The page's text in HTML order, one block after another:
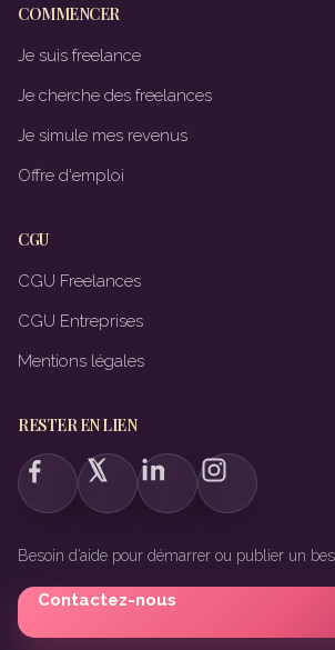
COMMENCER
Je suis freelance
Je cherche des freelances
Je simule mes revenus
Offre d'emploi
CGU
CGU Freelances
CGU Entreprises
Mentions légales
RESTER EN LIEN
Besoin d’aide pour démarrer ou publier un
Contactez-nous